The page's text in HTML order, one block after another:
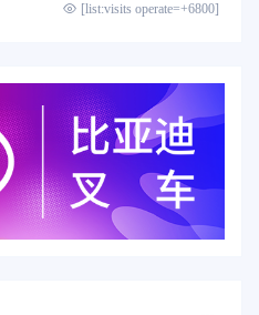
[list:visits operate=+6800]